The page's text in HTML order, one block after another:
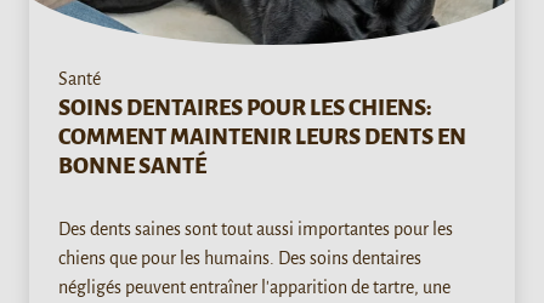
Santé
SOINS DENTAIRES POUR LES CHIENS:
COMMENT MAINTENIR LEURS DENTS EN
BONNE SANTÉ
Des dents saines sont tout aussi importantes pour les
chiens que pour les humains. Des soins dentaires
négligés peuvent entraîner l'apparition de tartre, une